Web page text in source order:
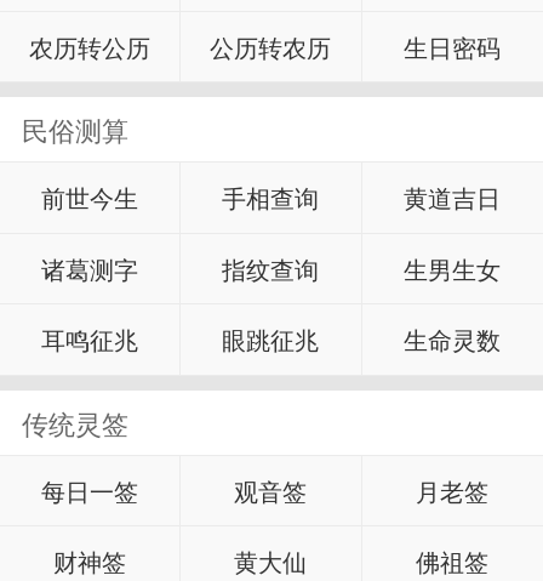
农历转公历 公历转农历 生日密码
民俗测算
前世今生 手相查询 黄道吉日
诸葛测字 指纹查询 生男生女
耳鸣征兆 眼跳征兆 生命灵数
传统灵签
每日一签 观音签 月老签
财神签 黄大仙 佛祖签